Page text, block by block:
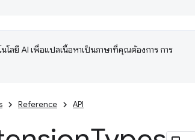
โลยี AI เพื่อแปลเนื้อหาเป็นภาษาที่คุณต้องการ การ
Reference API